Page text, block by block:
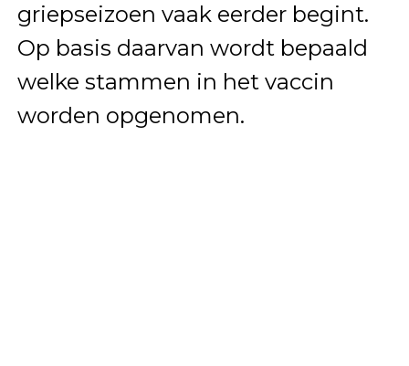
griepseizoen vaak eerder begint.
Op basis daarvan wordt bepaald
welke stammen in het vaccin
worden opgenomen.